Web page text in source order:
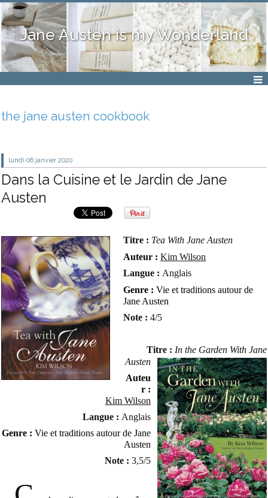
Jane Austen is my Wonderland
the jane austen cookbook
lundi 06 janvier 2020
Dans la Cuisine et le Jardin de Jane
Austen
Titre : Tea With Jane Austen
Auteur :Kim Wilson
Langue : Anglais
Genre : Vie et traditions autour de
Jane Austen
Note : 4/5
Titre : In the Garden With Jane
Austen
Auteu
r :
Kim Wilson
Langue : Anglais
Genre : Vie et traditions autour de Jane
Austen
Note : 3,5/5